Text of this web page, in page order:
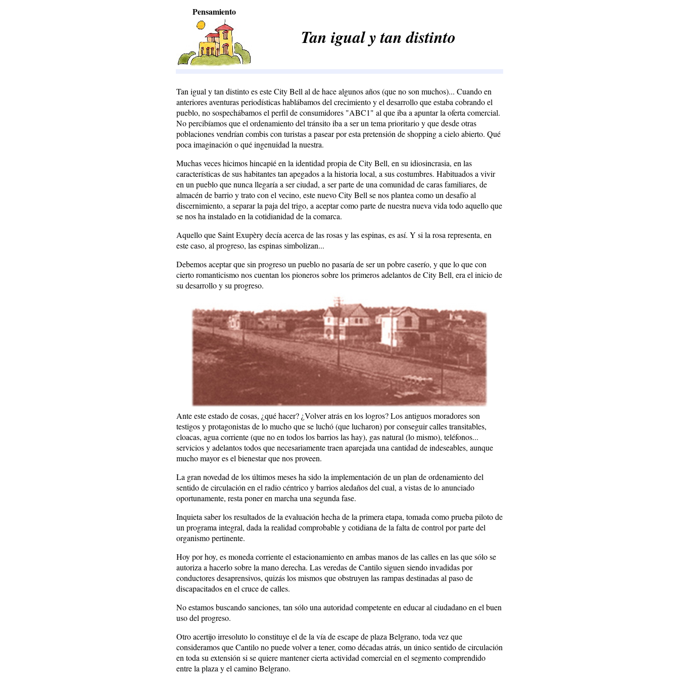
Pensamiento
Tan igual y tan distinto
Tan igual y tan distinto es este City Bell al de hace algunos años (que no son muchos)... Cuando en
anteriores aventuras periodísticas hablábamos del crecimiento y el desarrollo que estaba cobrando el
pueblo, no sospechábamos el perfil de consumidores "ABC1" al que iba a apuntar la oferta comercial.
No percibíamos que el ordenamiento del tránsito iba a ser un tema prioritario y que desde otras
poblaciones vendrían combis con turistas a pasear por esta pretensión de shopping a cielo abierto. Qué
poca imaginación o qué ingenuidad la nuestra.
Muchas veces hicimos hincapié en la identidad propia de City Bell, en su idiosincrasia, en las
características de sus habitantes tan apegados a la historia local, a sus costumbres. Habituados a vivir
en un pueblo que nunca llegaría a ser ciudad, a ser parte de una comunidad de caras familiares, de
almacén de barrio y trato con el vecino, este nuevo City Bell se nos plantea como un desafío al
discernimiento, a separar la paja del trigo, a aceptar como parte de nuestra nueva vida todo aquello que
se nos ha instalado en la cotidianidad de la comarca.
Aquello que Saint Exupèry decía acerca de las rosas y las espinas, es así. Y si la rosa representa, en
este caso, al progreso, las espinas simbolizan...
Debemos aceptar que sin progreso un pueblo no pasaría de ser un pobre caserío, y que lo que con
cierto romanticismo nos cuentan los pioneros sobre los primeros adelantos de City Bell, era el inicio de
su desarrollo y su progreso.
Ante este estado de cosas, ¿qué hacer? ¿Volver atrás en los logros? Los antiguos moradores son
testigos y protagonistas de lo mucho que se luchó (que lucharon) por conseguir calles transitables,
cloacas, agua corriente (que no en todos los barrios las hay), gas natural (lo mismo), teléfonos...
servicios y adelantos todos que necesariamente traen aparejada una cantidad de indeseables, aunque
mucho mayor es el bienestar que nos proveen.
La gran novedad de los últimos meses ha sido la implementación de un plan de ordenamiento del
sentido de circulación en el radio céntrico y barrios aledaños del cual, a vistas de lo anunciado
oportunamente, resta poner en marcha una segunda fase.
Inquieta saber los resultados de la evaluación hecha de la primera etapa, tomada como prueba piloto de
un programa integral, dada la realidad comprobable y cotidiana de la falta de control por parte del
organismo pertinente.
Hoy por hoy, es moneda corriente el estacionamiento en ambas manos de las calles en las que sólo se
autoriza a hacerlo sobre la mano derecha. Las veredas de Cantilo siguen siendo invadidas por
conductores desaprensivos, quizás los mismos que obstruyen las rampas destinadas al paso de
discapacitados en el cruce de calles.
No estamos buscando sanciones, tan sólo una autoridad competente en educar al ciudadano en el buen
uso del progreso.
Otro acertijo irresoluto lo constituye el de la vía de escape de plaza Belgrano, toda vez que
consideramos que Cantilo no puede volver a tener, como décadas atrás, un único sentido de circulación
en toda su extensión si se quiere mantener cierta actividad comercial en el segmento comprendido
entre la plaza y el camino Belgrano.